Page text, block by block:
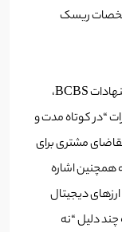
ریسک
علیرغم اختلاف نظرهای متعدد آنها با نامه پیشنهادات BCBS،
“در کوتاه مدت و
مشتری برای
همچنین اشاره
دیجیتال
دلیل “نه